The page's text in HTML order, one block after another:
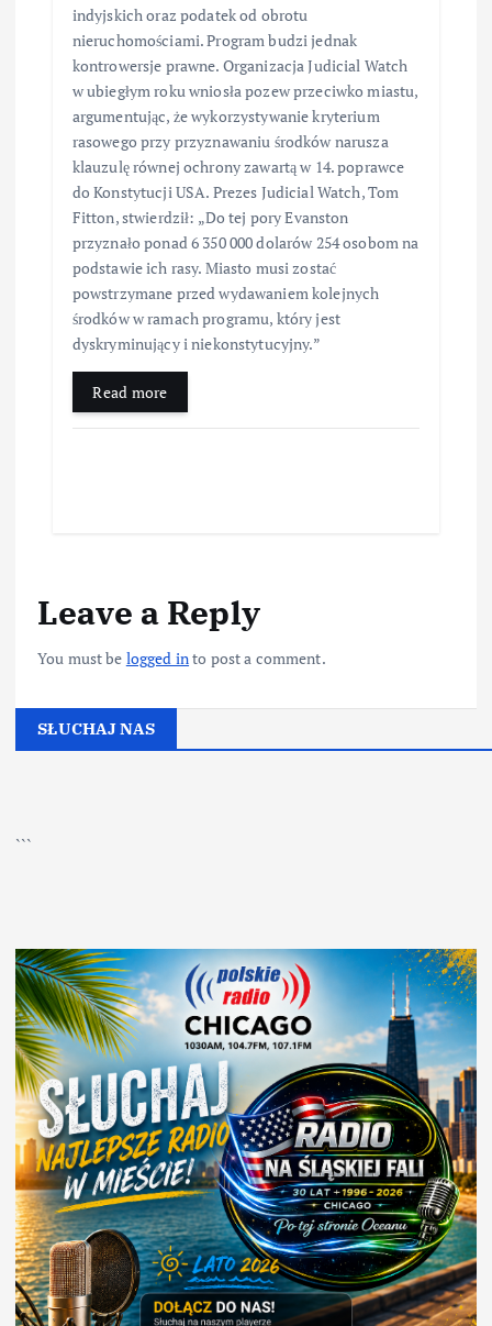
indyjskich oraz podatek od obrotu
nieruchomościami. Program budzi jednak
kontrowersje prawne. Organizacja Judicial Watch
w ubiegłym roku wniosła pozew przeciwko miastu,
argumentując, że wykorzystywanie kryterium
rasowego przy przyznawaniu środków narusza
klauzulę równej ochrony zawartą w 14. poprawce
do Konstytucji USA. Prezes Judicial Watch, Tom
Fitton, stwierdził: „Do tej pory Evanston
przyznało ponad 6 350 000 dolarów 254 osobom na
podstawie ich rasy. Miasto musi zostać
powstrzymane przed wydawaniem kolejnych
środków w ramach programu, który jest
dyskryminujący i niekonstytucyjny.”
Read more
Leave a Reply
You must be logged into post a comment.
SŁUCHAJ NAS
```